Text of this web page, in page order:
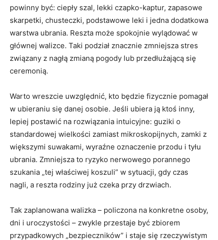
powinny być: ciepły szal, lekki czapko-kaptur, zapasowe
skarpetki, chusteczki, podstawowe leki i jedna dodatkowa
warstwa ubrania. Reszta może spokojnie wylądować w
głównej walizce. Taki podział znacznie zmniejsza stres
związany z nagłą zmianą pogody lub przedłużającą się
ceremonią.
Warto wreszcie uwzględnić, kto będzie fizycznie pomagał
w ubieraniu się danej osobie. Jeśli ubiera ją ktoś inny,
lepiej postawić na rozwiązania intuicyjne: guziki o
standardowej wielkości zamiast mikroskopijnych, zamki z
większymi suwakami, wyraźne oznaczenie przodu i tyłu
ubrania. Zmniejsza to ryzyko nerwowego porannego
szukania „tej właściwej koszuli” w sytuacji, gdy czas
nagli, a reszta rodziny już czeka przy drzwiach.
Tak zaplanowana walizka – policzona na konkretne osoby,
dni i uroczystości – zwykle przestaje być zbiorem
przypadkowych „bezpieczników” i staje się rzeczywistym